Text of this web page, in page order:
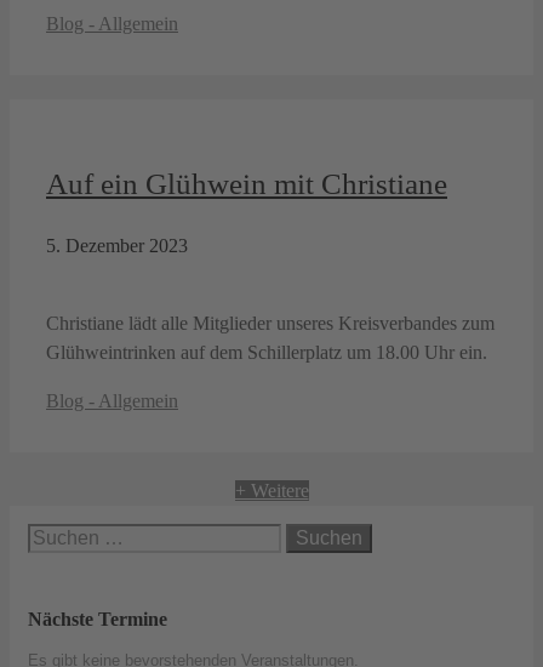
Kategorien
Blog - Allgemein
Auf ein Glühwein mit Christiane
5. Dezember 2023
Christiane lädt alle Mitglieder unseres Kreisverbandes zum
Glühweintrinken auf dem Schillerplatz um 18.00 Uhr ein.
Kategorien
Blog - Allgemein
+ Weitere
Suchen
Nächste Termine
Es gibt keine bevorstehenden Veranstaltungen.